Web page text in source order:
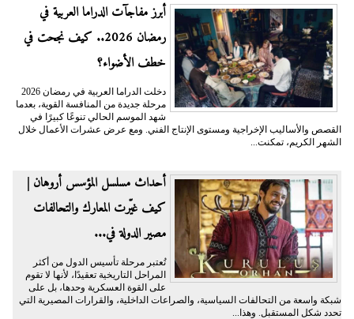
أبرز مفاجآت الدراما العربية في
رمضان 2026.. كيف نجحت في
خطف الأضواء؟
دخلت الدراما العربية في رمضان 2026
مرحلة جديدة من المنافسة القوية، بعدما
شهد الموسم الحالي تنوعًا كبيرًا في
القصص والأساليب الإخراجية ومستوى الإنتاج الفني. ومع عرض عشرات الأعمال خلال
الشهر الكريم، تمكنت...
أحداث مسلسل المؤسس أروهان |
كيف غيّرت المعارك والتحالفات
مصير الدولة في...
تُعتبر مرحلة تأسيس الدول من أكثر
المراحل التاريخية تعقيدًا، لأنها لا تقوم
على القوة العسكرية وحدها، بل على
شبكة واسعة من التحالفات السياسية، والصراعات الداخلية، والقرارات المصيرية التي
تحدد شكل المستقبل. وهذا...